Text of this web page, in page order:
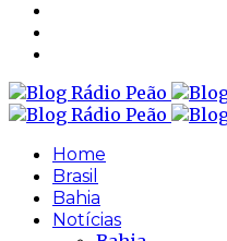
Home
Brasil
Bahia
Notícias